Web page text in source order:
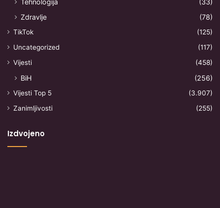
Tehnologija
(33)
Zdravlje
(78)
TikTok
(125)
Uncategorized
(117)
Vijesti
(458)
BiH (256)
Vijesti Top 5
(3.907)
Zanimljivosti
(255)
Izdvojeno